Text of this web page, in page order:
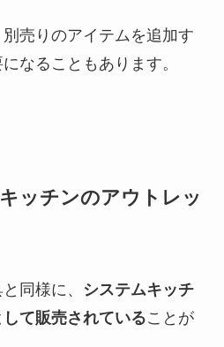
売りのアイテムを追加す
なることもあります。
ッチンのアウトレッ
同様に、
システムキッチ
て販売されていることが